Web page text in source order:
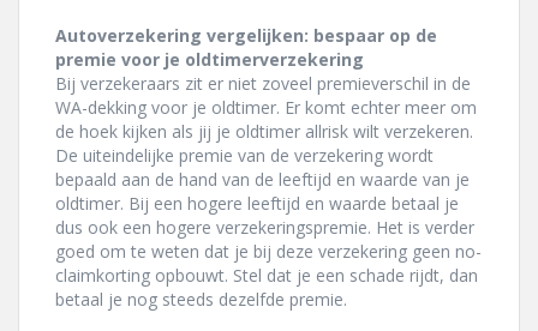
Autoverzekering vergelijken: bespaar op de
premie voor je oldtimerverzekering
Bij verzekeraars zit er niet zoveel premieverschil in de
WA-dekking voor je oldtimer. Er komt echter meer om
de hoek kijken als jij je oldtimer allrisk wilt verzekeren.
De uiteindelijke premie van de verzekering wordt
bepaald aan de hand van de leeftijd en waarde van je
oldtimer. Bij een hogere leeftijd en waarde betaal je
dus ook een hogere verzekeringspremie. Het is verder
goed om te weten dat je bij deze verzekering geen no-
claimkorting opbouwt. Stel dat je een schade rijdt, dan
betaal je nog steeds dezelfde premie.